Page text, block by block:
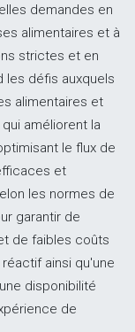
demandes en
alimentaires et à
strictes et en
les défis auxquels
alimentaires et
améliorent la
le flux de
et
les normes de
garantir de
de faibles coûts
ainsi qu'une
disponibilité
de